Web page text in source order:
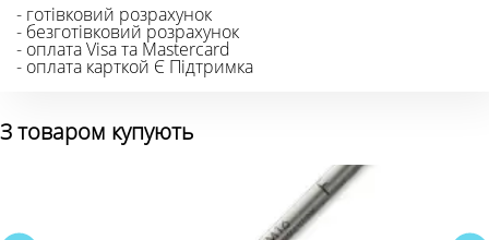
- готівковий розрахунок
- безготівковий розрахунок
- оплата Visa та Mastercard
- оплата карткой Є Підтримка
З товаром купують